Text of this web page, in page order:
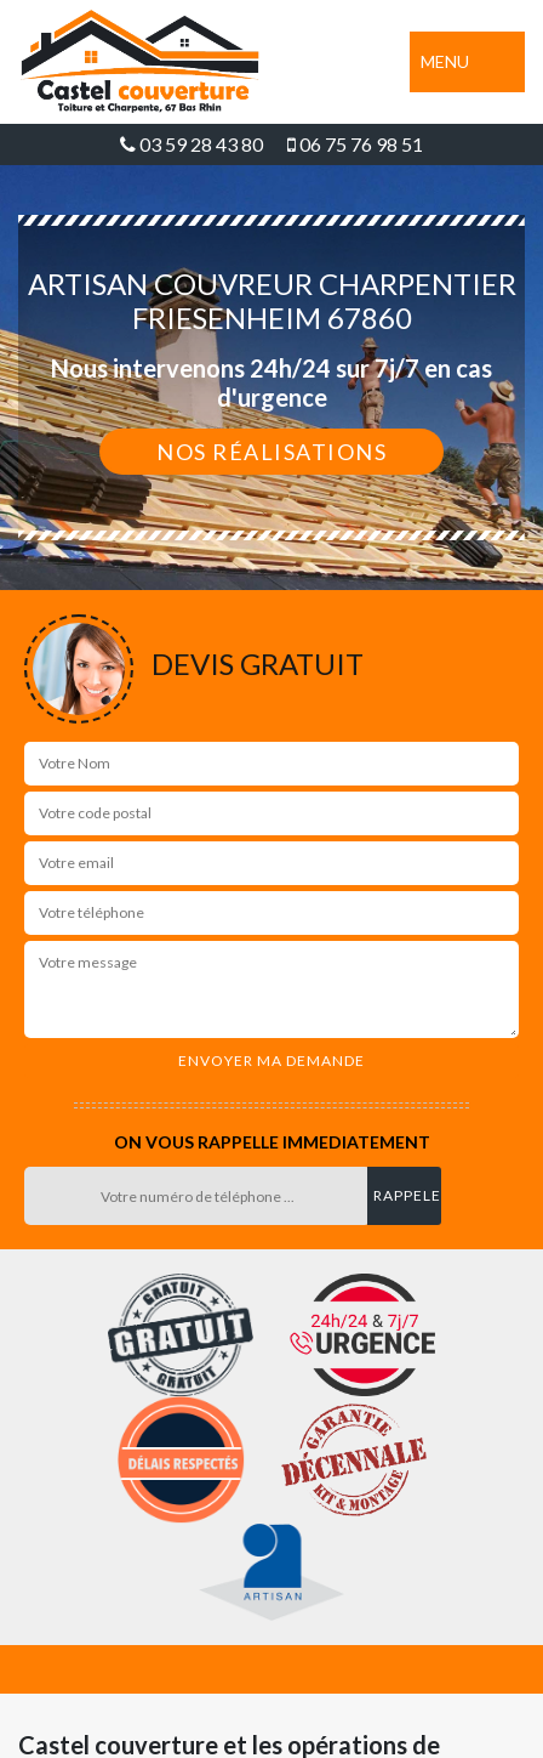
MENU
03 59 28 43 80 06 75 76 98 51
ARTISAN COUVREUR CHARPENTIER
FRIESENHEIM 67860
Nous intervenons 24h/24 sur 7j/7 en cas
d'urgence
NOS RÉALISATIONS
DEVIS GRATUIT
ON VOUS RAPPELLE IMMEDIATEMENT
Castel couverture et les opérations de